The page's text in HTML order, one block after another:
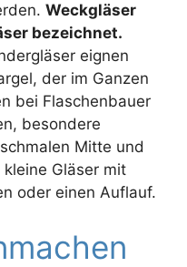
Weckgläser
bezeichnet.
eignen
der im Ganzen
bei Flaschenbauer
besondere
Mitte und
Gläser mit
oder einen Auflauf.